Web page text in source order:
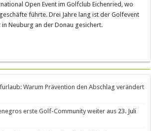
Open Event im Golfclub Eichenried, wo
führte. Drei Jahre lang ist der Golfevent
Neuburg an der Donau gesichert.
Warum Prävention den Abschlag verändert
erste Golf-Community weiter aus 23. Juli